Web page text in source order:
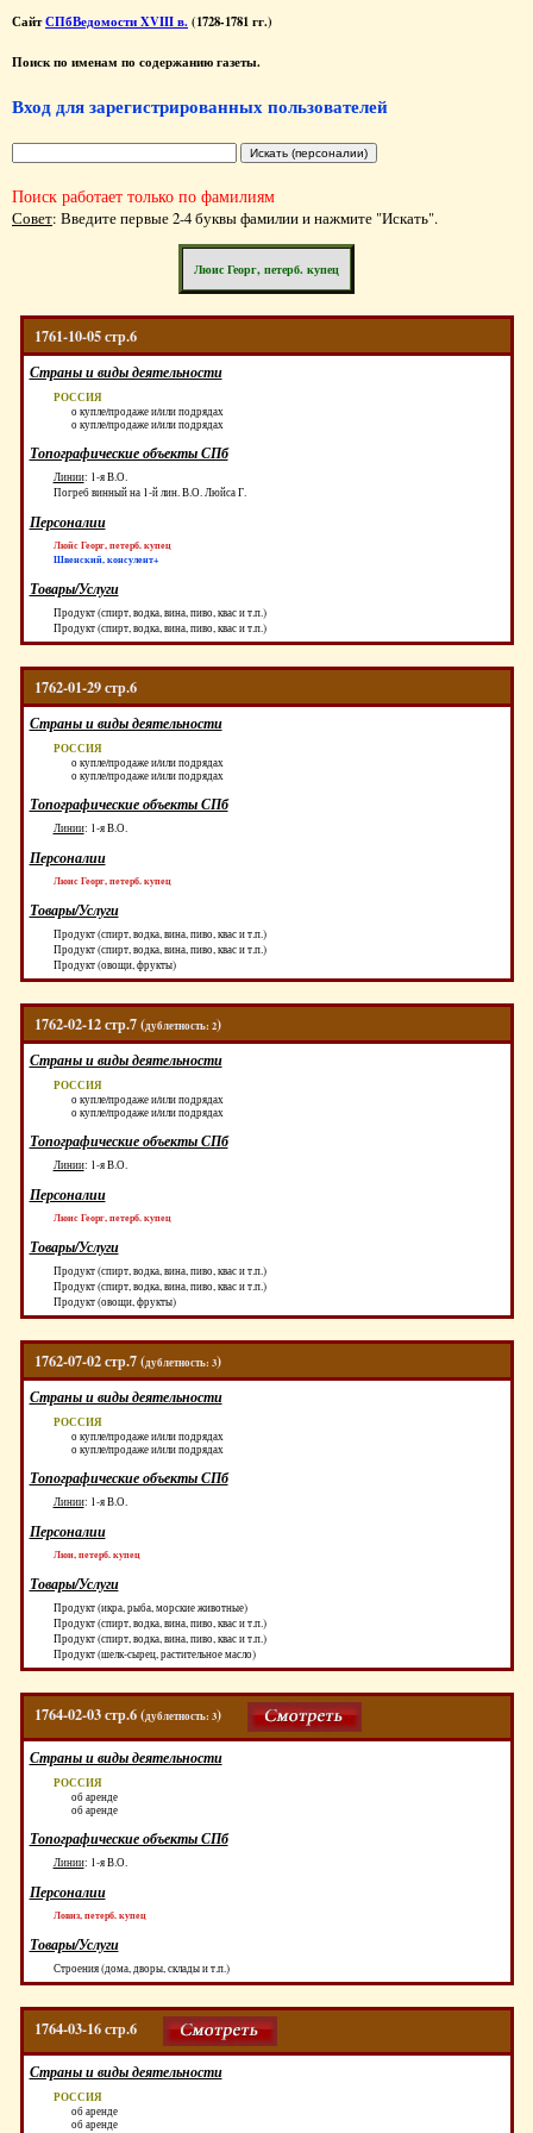
СайтСПбВедомости XVIII в. (1728-1781 гг.)
Поиск по именам по содержанию газеты.
Вход для зарегистрированных пользователей
Поиск работает только по фамилиям
Совет: Введите первые 2-4 буквы фамилии и нажмите "Искать".
Люис Георг, петерб. купец
1761-10-05 стр.6
Страны и виды деятельности
РОССИЯ
о купле/продаже и/или подрядах
о купле/продаже и/или подрядах
Топографические объекты СПб
Линии: 1-я В.О.
Погреб винный на 1-й лин. В.О. Люйса Г.
Персоналии
Люйс Георг, петерб. купец
Швенский, консулент+
Товары/Услуги
Продукт (спирт, водка, вина, пиво, квас и т.п.)
Продукт (спирт, водка, вина, пиво, квас и т.п.)
1762-01-29 стр.6
Страны и виды деятельности
РОССИЯ
о купле/продаже и/или подрядах
о купле/продаже и/или подрядах
Топографические объекты СПб
Линии: 1-я В.О.
Персоналии
Люис Георг, петерб. купец
Товары/Услуги
Продукт (спирт, водка, вина, пиво, квас и т.п.)
Продукт (спирт, водка, вина, пиво, квас и т.п.)
Продукт (овощи, фрукты)
1762-02-12 стр.7 (дублетность: 2)
Страны и виды деятельности
РОССИЯ
о купле/продаже и/или подрядах
о купле/продаже и/или подрядах
Топографические объекты СПб
Линии: 1-я В.О.
Персоналии
Люис Георг, петерб. купец
Товары/Услуги
Продукт (спирт, водка, вина, пиво, квас и т.п.)
Продукт (спирт, водка, вина, пиво, квас и т.п.)
Продукт (овощи, фрукты)
1762-07-02 стр.7 (дублетность: 3)
Страны и виды деятельности
РОССИЯ
о купле/продаже и/или подрядах
о купле/продаже и/или подрядах
Топографические объекты СПб
Линии: 1-я В.О.
Персоналии
Люи, петерб. купец
Товары/Услуги
Продукт (икра, рыба, морские животные)
Продукт (спирт, водка, вина, пиво, квас и т.п.)
Продукт (спирт, водка, вина, пиво, квас и т.п.)
Продукт (шелк-сырец, растительное масло)
1764-02-03 стр.6 (дублетность: 3)
Страны и виды деятельности
РОССИЯ
об аренде
об аренде
Топографические объекты СПб
Линии: 1-я В.О.
Персоналии
Ловиз, петерб. купец
Товары/Услуги
Строения (дома, дворы, склады и т.п.)
1764-03-16 стр.6
Страны и виды деятельности
РОССИЯ
об аренде
об аренде